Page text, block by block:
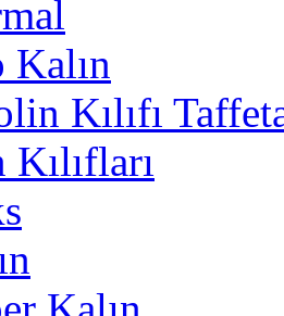
Kalın
Kılıfı